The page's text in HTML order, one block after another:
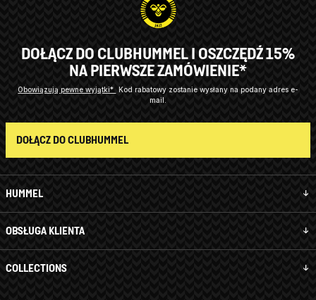
HUMMEL
OBSŁUGA KLIENTA
COLLECTIONS
DOŁĄCZ DO CLUBHUMMEL I OSZCZĘDŹ 15%
NA PIERWSZE ZAMÓWIENIE*
Obowiązują pewne wyjątki* Kod rabatowy zostanie wysłany na podany adres e-
mail.
DOŁĄCZ DO CLUBHUMMEL